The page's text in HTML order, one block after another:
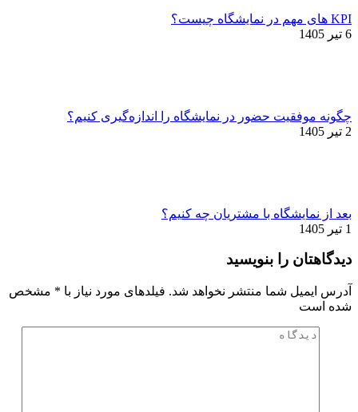
KPI های مهم در نمایشگاه چیست؟
6 تیر 1405
چگونه موفقیت حضور در نمایشگاه را اندازه‌گیری کنیم؟
2 تیر 1405
بعد از نمایشگاه با مشتریان چه کنیم؟
1 تیر 1405
دیدگاهتان را بنویسید
آدرس ایمیل شما منتشر نخواهد شد. فیلدهای مورد نیاز با * مشخص
شده است